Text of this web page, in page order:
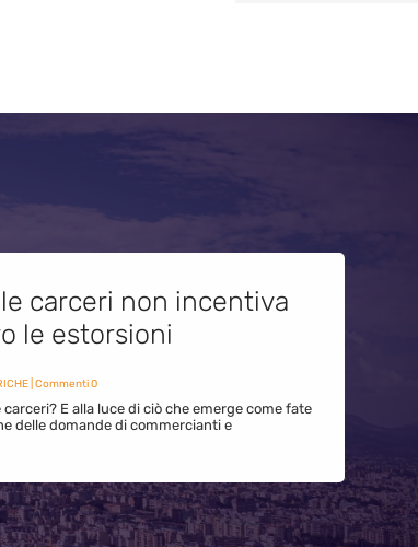
carceri non incentiva
le estorsioni
| Commenti 0
E alla luce di ciò che emerge come fate
delle domande di commercianti e